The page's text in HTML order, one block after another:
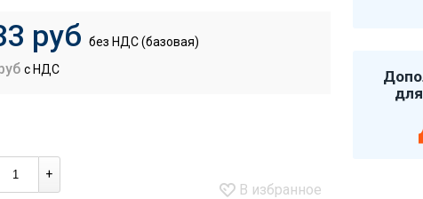
руб без НДС (базовая)
с НДС
+
В избранное